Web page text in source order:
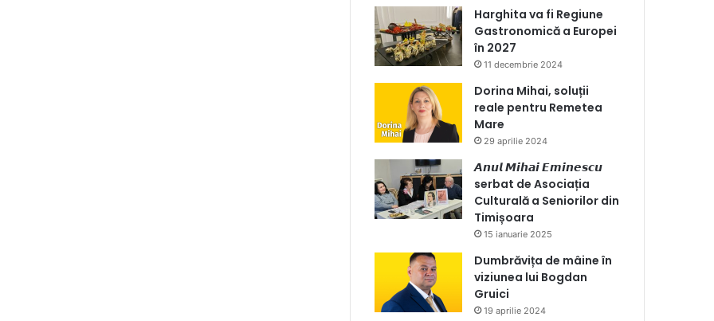
Harghita va fi Regiune
Gastronomică a Europei
în 2027
11 decembrie 2024
Dorina Mihai, soluții
reale pentru Remetea
Mare
29 aprilie 2024
𝘼𝙣𝙪𝙡 𝙈𝙞𝙝𝙖𝙞 𝙀𝙢𝙞𝙣𝙚𝙨𝙘𝙪
serbat de Asociația
Culturală a Seniorilor din
Timișoara
15 ianuarie 2025
Dumbrăvița de mâine în
viziunea lui Bogdan
Gruici
19 aprilie 2024